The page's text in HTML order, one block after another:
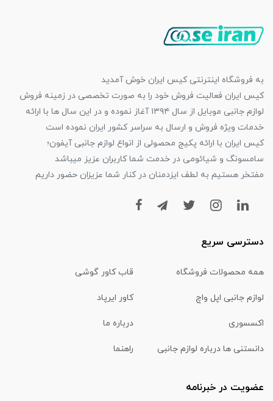
به فروشگاه اینترنتی کیس ایران خوش آمدید
کیس ایران فعالیت فروش خود را به صورت تخصصی در زمینه فروش
لوازم جانبی موبایل از سال ۱۳۹۴ آغاز نموده و در این سال ها با ارائه
خدمات ویژه فروش و ارسال به سراسر کشور ایران نموده است
کیس ایران با ارائه پکیج محصولی از انواع لوازم جانبی آیفون؛
سامسونگ و شیائومی در خدمت شما کاربران عزیز میباشد
مفتخر هستیم به لطف ایزدمنان در کنار شما عزیزان حضور داریم
دسترسی سریع
همه محصولات فروشگاه قاب کاور گوشی
لوازم جانبی اپل واچ کاور ایرپاد
اکسسوری درباره ما
دانستنی ها درباره لوازم جانبی راهنما
عضویت در خبرنامه